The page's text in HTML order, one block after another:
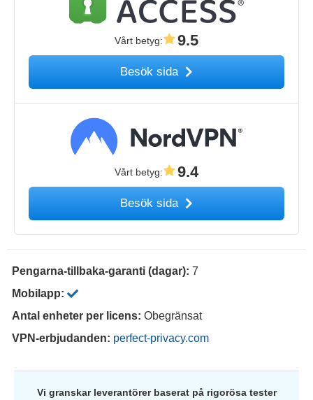
Vårt betyg: 9.5
Besök sida
Vårt betyg: 9.4
Besök sida
Pengarna-tillbaka-garanti (dagar): 7
Mobilapp:
Antal enheter per licens: Obegränsat
VPN-erbjudanden: perfect-privacy.com
Vi granskar leverantörer baserat på rigorösa tester